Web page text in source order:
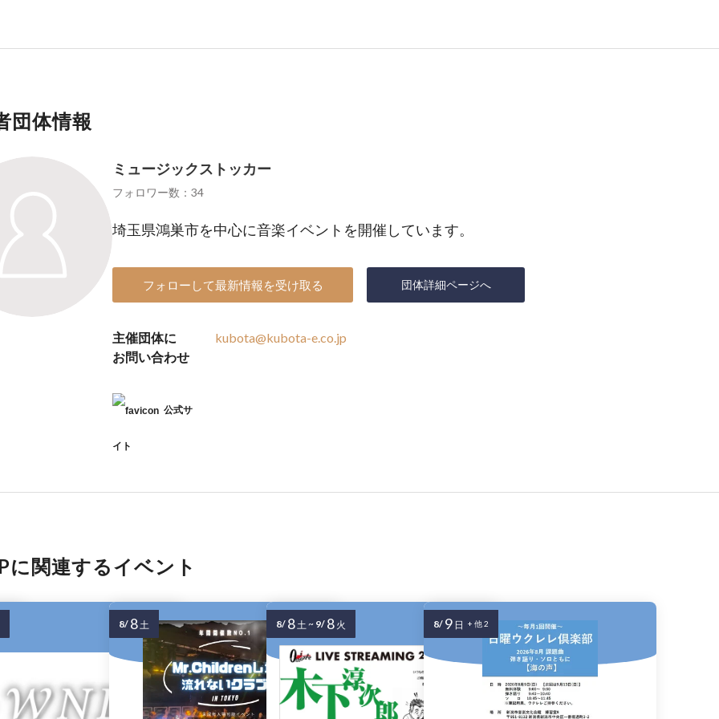
団体情報
ミュージックストッカー
フォロワー数：34
埼玉県鴻巣市を中心に音楽イベントを開催しています。
フォローして最新情報を受け取る 団体詳細ページへ
主催団体に
お問い合わせ
kubota@kubota-e.co.jp
公式サ
イト
に関連するイベント
8/ 8土 8/ 8土~ 9/ 8 火 8/ 9 日 + 他 2